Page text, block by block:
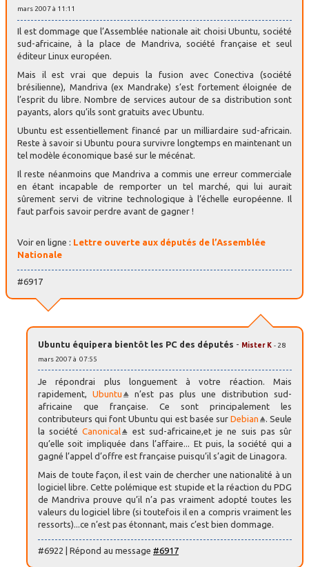
mars 2007 à 11:11
Il est dommage que l’Assemblée nationale ait choisi Ubuntu, société
sud-africaine, à la place de Mandriva, société française et seul
éditeur Linux européen.
Mais il est vrai que depuis la fusion avec Conectiva (société
brésilienne), Mandriva (ex Mandrake) s’est fortement éloignée de
l’esprit du libre. Nombre de services autour de sa distribution sont
payants, alors qu’ils sont gratuits avec Ubuntu.
Ubuntu est essentiellement financé par un milliardaire sud-africain.
Reste à savoir si Ubuntu poura survivre longtemps en maintenant un
tel modèle économique basé sur le mécénat.
Il reste néanmoins que Mandriva a commis une erreur commerciale
en étant incapable de remporter un tel marché, qui lui aurait
sûrement servi de vitrine technologique à l’échelle européenne. Il
faut parfois savoir perdre avant de gagner !
Voir en ligne : Lettre ouverte aux députés de l’Assemblée
Nationale
#6917
Ubuntu équipera bientôt les PC des députés - Mister K - 28
mars 2007 à 07:55
Je répondrai plus longuement à votre réaction. Mais
rapidement, Ubuntu
n’est pas plus une distribution sud-
africaine que française. Ce sont principalement les
contributeurs qui font Ubuntu qui est basée sur Debian
. Seule
la sociétéCanonical
est sud-africaine,et je ne suis pas sûr
qu’elle soit impliquée dans l’affaire... Et puis, la société qui a
gagné l’appel d’offre est française puisqu’il s’agit de Linagora.
Mais de toute façon, il est vain de chercher une nationalité à un
logiciel libre. Cette polémique est stupide et la réaction du PDG
de Mandriva prouve qu’il n’a pas vraiment adopté toutes les
valeurs du logiciel libre (si toutefois il en a compris vraiment les
ressorts)...ce n’est pas étonnant, mais c’est bien dommage.
#6922 | Répond au message #6917